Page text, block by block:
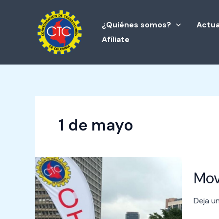
¿Quiénes somos?
Afíliate
1 de mayo
Deja
1°
mayo: